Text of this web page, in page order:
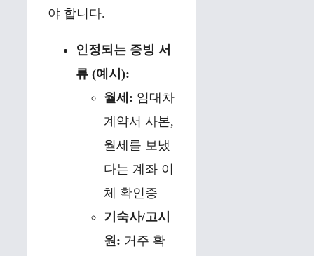
야 합니다.
인정되는 증빙 서
류 (예시):
월세: 임대차
계약서 사본,
월세를 보냈
다는 계좌 이
체 확인증
기숙사/고시
원: 거주 확